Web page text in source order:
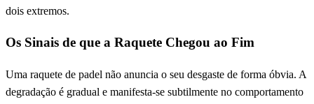
dois extremos.
Os Sinais de que a Raquete Chegou ao Fim
Uma raquete de padel não anuncia o seu desgaste de forma óbvia. A
degradação é gradual e manifesta-se subtilmente no comportamento